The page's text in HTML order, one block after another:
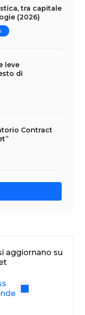
tra capitale
(2026)
leve
di
Contract
aggiornano su